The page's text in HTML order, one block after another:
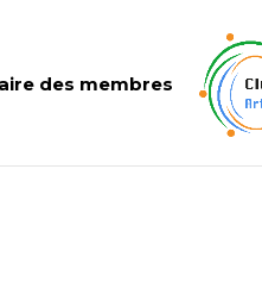
des membres